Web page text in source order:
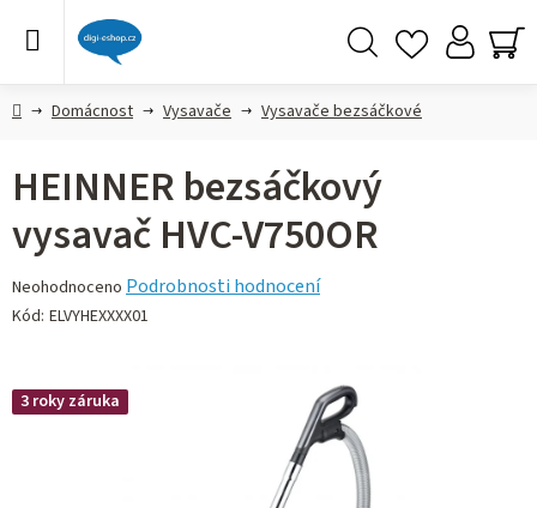
DomůDomácnost Vysavače Vysavače bezsáčkové
HEINNER bezsáčkový
vysavač HVC-V750OR
Průměrné
hodnocení
0,0
z 5
Neohodnoceno Podrobnosti hodnocení
Kód: ELVYHEXXXX01
3 roky záruka